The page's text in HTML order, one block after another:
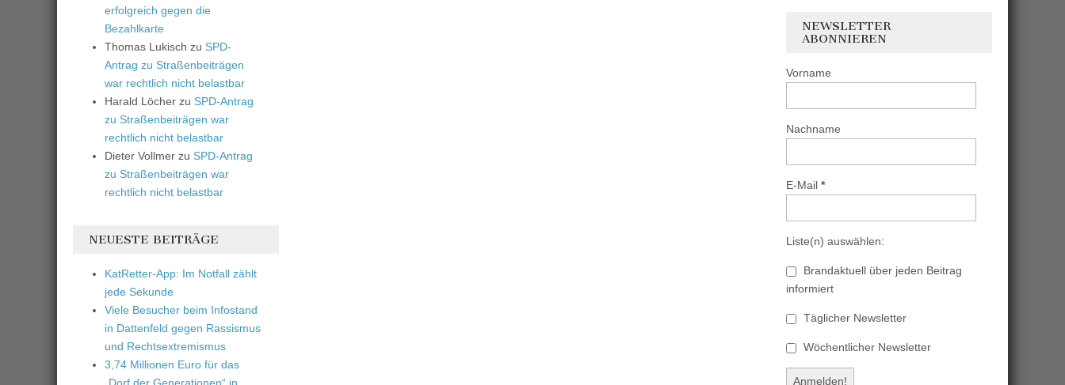
erfolgreich gegen die
Bezahlkarte
Thomas Lukisch zu SPD-
Antrag zu Straßenbeiträgen
war rechtlich nicht belastbar
Harald Löcher zu SPD-Antrag
zu Straßenbeiträgen war
rechtlich nicht belastbar
Dieter Vollmer zu SPD-Antrag
zu Straßenbeiträgen war
rechtlich nicht belastbar
NEUESTE BEITRÄGE
KatRetter-App: Im Notfall zählt
jede Sekunde
Viele Besucher beim Infostand
in Dattenfeld gegen Rassismus
und Rechtsextremismus
3,74 Millionen Euro für das
„Dorf der Generationen“ in
NEWSLETTER
ABONNIEREN
Vorname
Nachname
E-Mail *
Liste(n) auswählen:
Brandaktuell über jeden Beitrag
informiert
Täglicher Newsletter
Wöchentlicher Newsletter